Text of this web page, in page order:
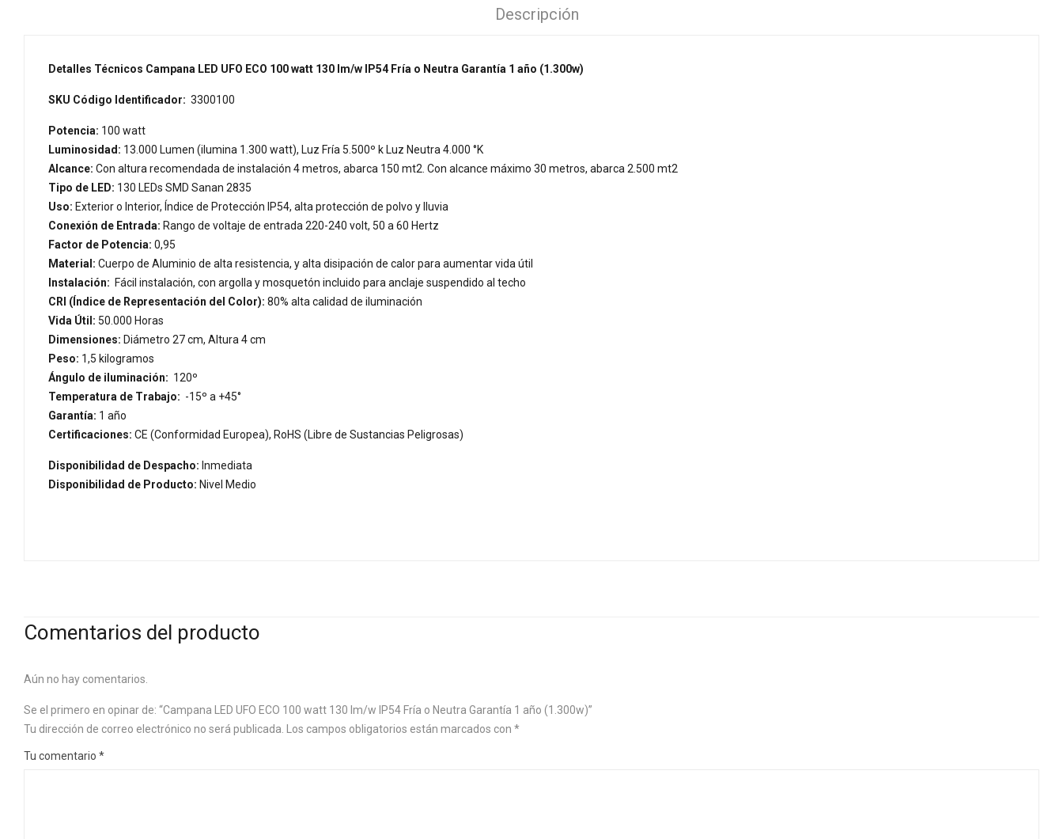
Descripción
Detalles Técnicos Campana LED UFO ECO 100 watt 130 lm/w IP54 Fría o Neutra Garantía 1 año (1.300w)
SKU Código Identificador: 3300100
Potencia: 100 watt
Luminosidad: 13.000 Lumen (ilumina 1.300 watt), Luz Fría 5.500º k Luz Neutra 4.000 °K
Alcance: Con altura recomendada de instalación 4 metros, abarca 150 mt2. Con alcance máximo 30 metros, abarca 2.500 mt2
Tipo de LED: 130 LEDs SMD Sanan 2835
Uso: Exterior o Interior, Índice de Protección IP54, alta protección de polvo y lluvia
Conexión de Entrada: Rango de voltaje de entrada 220-240 volt, 50 a 60 Hertz
Factor de Potencia: 0,95
Material: Cuerpo de Aluminio de alta resistencia, y alta disipación de calor para aumentar vida útil
Instalación: Fácil instalación, con argolla y mosquetón incluido para anclaje suspendido al techo
CRI (Índice de Representación del Color): 80% alta calidad de iluminación
Vida Útil: 50.000 Horas
Dimensiones: Diámetro 27 cm, Altura 4 cm
Peso: 1,5 kilogramos
Ángulo de iluminación: 120º
Temperatura de Trabajo: -15º a +45°
Garantía: 1 año
Certificaciones: CE (Conformidad Europea), RoHS (Libre de Sustancias Peligrosas)
Disponibilidad de Despacho: Inmediata
Disponibilidad de Producto: Nivel Medio
Comentarios del producto
Aún no hay comentarios.
Se el primero en opinar de: “Campana LED UFO ECO 100 watt 130 lm/w IP54 Fría o Neutra Garantía 1 año (1.300w)”
Tu dirección de correo electrónico no será publicada.
Los campos obligatorios están marcados con *
Tu comentario *